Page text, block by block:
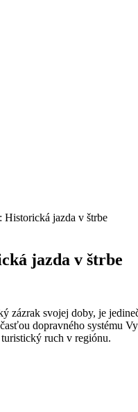
Historická jazda v štrbe
jazda v štrbe
zázrak svojej doby, je
dopravného systému
ruch v regiónu.